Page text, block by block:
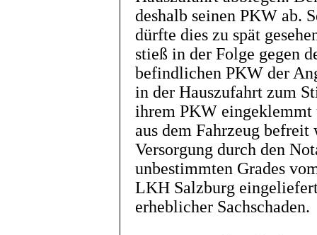
deshalb seinen PKW ab.
dürfte dies zu spät
stieß in der Folge gegen
befindlichen PKW der
in der Hauszufahrt zum
ihrem PKW eingeklemmt
aus dem Fahrzeug
Versorgung durch den
unbestimmten Grades
LKH Salzburg
erheblicher Sachschaden.